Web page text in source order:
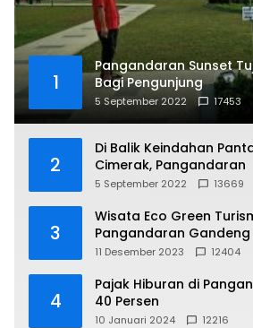
1
Pangandaran Sunset
Bagi Pengunjung
5 September 2022 17453
2
Di Balik Keindahan
Cimerak, Pangandaran
5 September 2022 13669
3
Wisata Eco Green
Pangandaran Gandeng
11 Desember 2023 12404
4
Pajak Hiburan di
40 Persen
10 Januari 2024 12216